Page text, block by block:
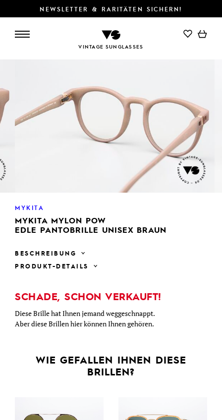
NEWSLETTER & RARITÄTEN SICHERN!
VINTAGE SUNGLASSES
MYKITA
MYKITA MYLON POW
EDLE PANTOBRILLE UNISEX BRAUN
BESCHREIBUNG
PRODUKT-DETAILS
SCHADE, SCHON VERKAUFT!
Diese Brille hat Ihnen jemand weggeschnappt.
Aber diese Brillen hier können Ihnen gehören.
WIE GEFALLEN IHNEN DIESE
BRILLEN?